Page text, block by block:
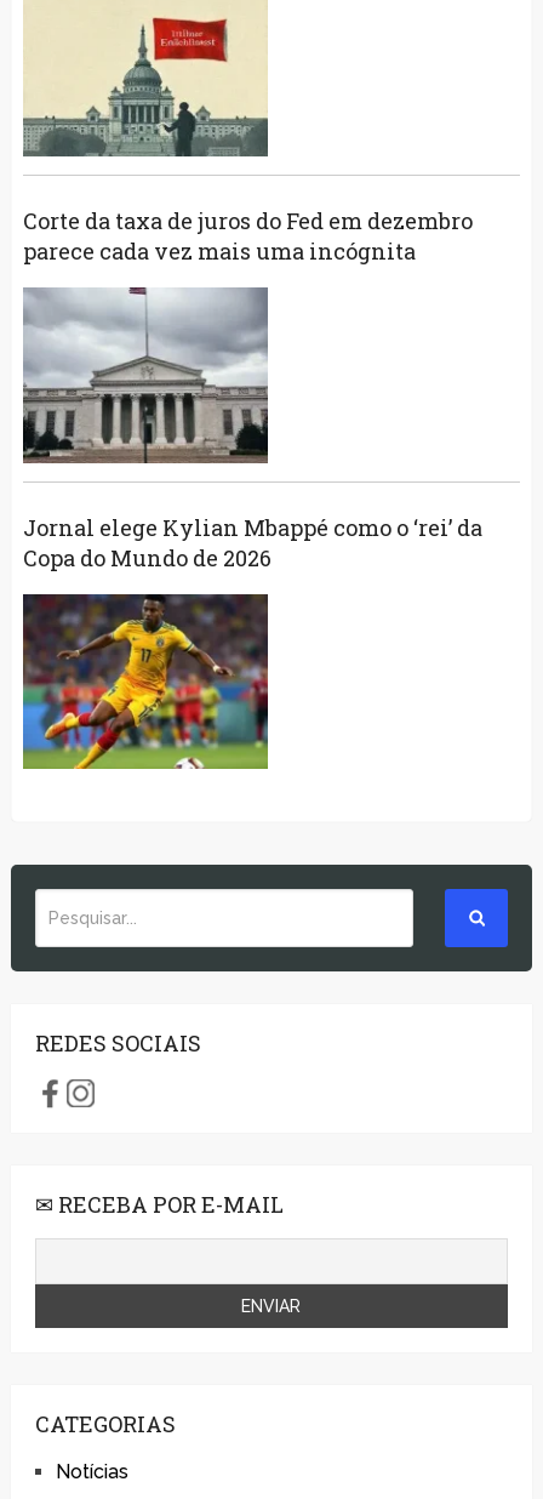
Corte da taxa de juros do Fed em dezembro
parece cada vez mais uma incógnita
Jornal elege Kylian Mbappé como o ‘rei’ da
Copa do Mundo de 2026
REDES SOCIAIS
✉ RECEBA POR E-MAIL
CATEGORIAS
Notícias